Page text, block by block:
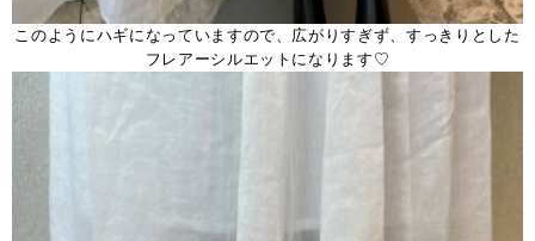
このようにハギになっていますので、広がりすぎず、すっきりとした
フレアーシルエットになります♡